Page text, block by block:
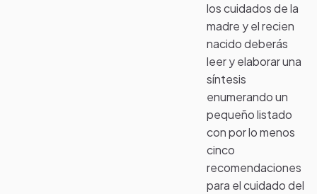
los cuidados de la
madre y el recien
nacido deberás
leer y elaborar una
síntesis
enumerando un
pequeño listado
con por lo menos
cinco
recomendaciones
para el cuidado del